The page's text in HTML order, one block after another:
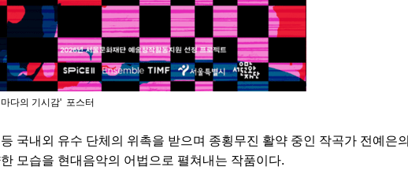
다의 기시감' 포스터
국내외 유수 단체의 위촉을 받으며 종횡무진 활약 중인 작곡가 전예은
모습을 현대음악의 어법으로 펼쳐내는 작품이다.